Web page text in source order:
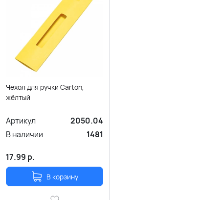
Чехол для ручки Carton,
жёлтый
Артикул
2050.04
В наличии
1481
17.99 р.
В корзину